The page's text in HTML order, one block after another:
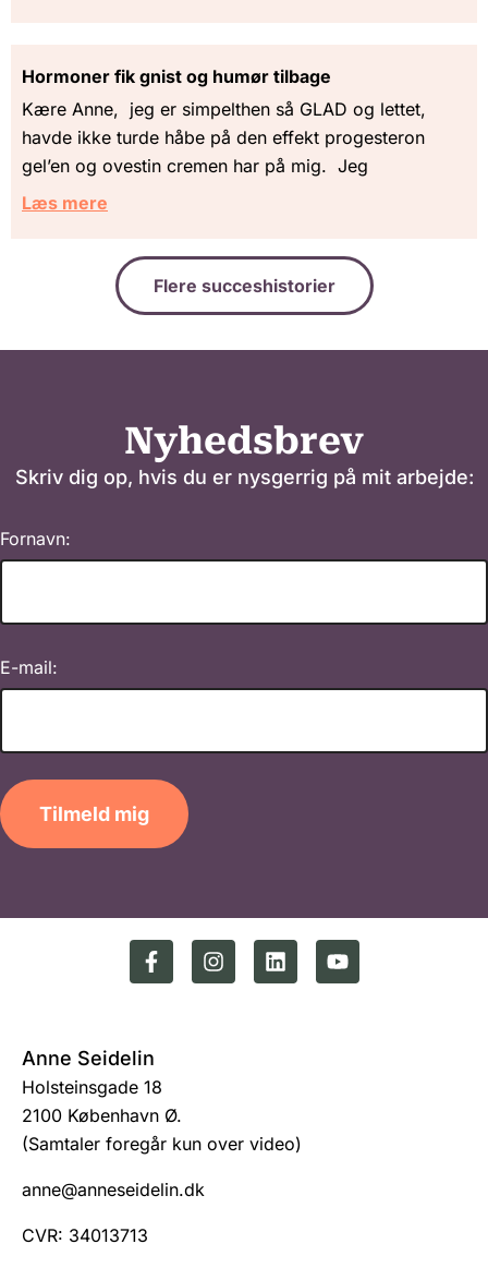
Hormoner fik gnist og humør tilbage
Kære Anne, jeg er simpelthen så GLAD og lettet,
havde ikke turde håbe på den effekt progesteron
gel’en og ovestin cremen har på mig. Jeg
Læs mere
Flere succeshistorier
Nyhedsbrev
Skriv dig op, hvis du er nysgerrig på mit arbejde:
Fornavn:
E-mail:
Tilmeld mig
Anne Seidelin
Holsteinsgade 18
2100 København Ø.
(Samtaler foregår kun over video)
anne@anneseidelin.dk
CVR: 34013713